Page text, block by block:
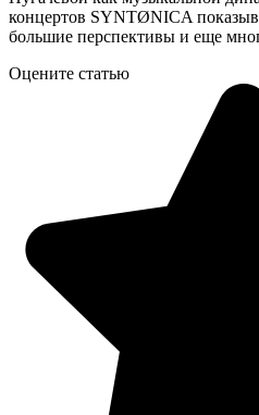
концертов SYNTØNICA
большие перспективы и еще
Оцените статью